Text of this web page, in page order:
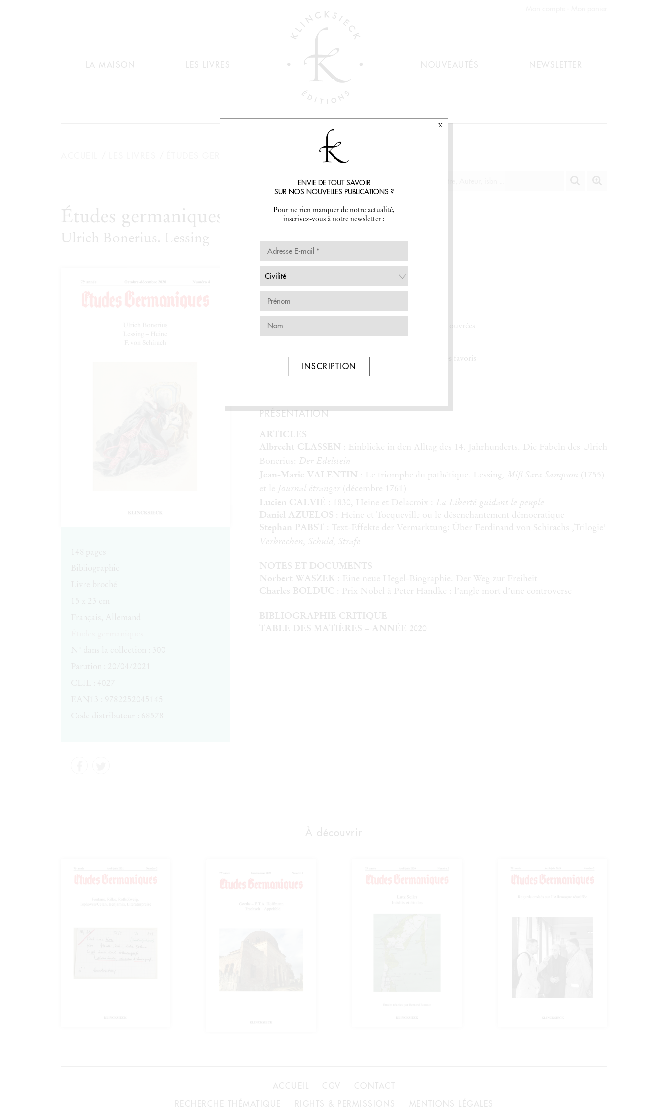
LA MAISON LES LIVRES NOUVEAUTÉS NEWSLETTER
ÉTUDES GERMANIQUES - N°4/2020
Études germaniques - N°4/2020
Ulrich Bonerius. Lessing – Heine. F. von Schirach
Sous la direction de : Bernard Banoun
Livre expédié sous 24h ouvrées
MÉMENTO Pour retrouver vos livres favoris
PRÉSENTATION
ARTICLES
Albrecht CLASSEN : Einblicke in den Alltag des 14. Jahrhunderts. Die Fabeln des Ulrich
Bonerius: Der Edelstein
Jean-Marie VALENTIN : Le triomphe du pathétique. Lessing, Miß Sara Sampson (1755)
et le Journal étranger (décembre 1761)
Lucien CALVIÉ : 1830, Heine et Delacroix : La Liberté guidant le peuple
Daniel AZUELOS : Heine et Tocqueville ou le désenchantement démocratique
Stephan PABST : Text-Effekte der Vermarktung: Über Ferdinand von Schirachs ‚Trilogie‘
Verbrechen, Schuld, Strafe
NOTES ET DOCUMENTS
Norbert WASZEK : Eine neue Hegel-Biographie. Der Weg zur Freiheit
Charles BOLDUC : Prix Nobel à Peter Handke : l’angle mort d’une controverse
BIBLIOGRAPHIE CRITIQUE
TABLE DES MATIÈRES – ANNÉE 2020
À découvrir
ACCUEIL CGV
CONTACT
RECHERCHE THÉMATIQUE
RIGHTS & PERMISSIONS MENTIONS LÉGALES
ENVIE DE TOUT SAVOIR
SUR NOS NOUVELLES PUBLICATIONS ?
Pour ne rien manquer de notre actualité,
inscrivez-vous à notre newsletter :
INSCRIPTION
X